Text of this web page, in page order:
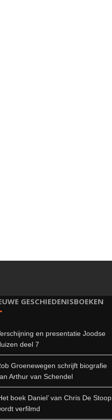
GESCHIEDENISBOEKEN
en presentatie Joodse
deel 7
Groenewegen schrijft biografie
Arthur van Schendel
boek Daniel’ van Chris De Stoop
verfilmd